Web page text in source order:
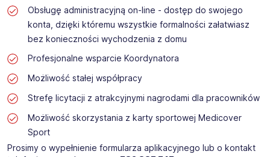
Obsługę administracyjną on-line - dostęp do swojego
konta, dzięki któremu wszystkie formalności załatwiasz
bez konieczności wychodzenia z domu
Profesjonalne wsparcie Koordynatora
Możliwość stałej współpracy
Strefę licytacji z atrakcyjnymi nagrodami dla pracowników
Możliwość skorzystania z karty sportowej Medicover
Sport
Prosimy o wypełnienie formularza aplikacyjnego lub o kontakt